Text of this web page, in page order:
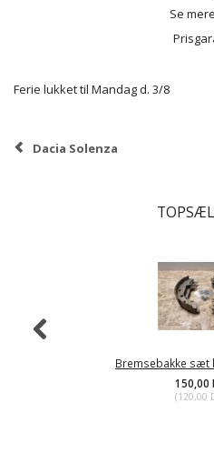
Se
Ferie lukket til Mandag d. 3/8
Dacia Solenza
Bremsebakke sæt
150,00
(120,00